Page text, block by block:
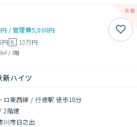
/管理費5,000円
円 礼 10万円
㎡ / 3階
新ハイツ
ロ東西線 / 行徳駅 徒歩18分
/2階建
川市日之出